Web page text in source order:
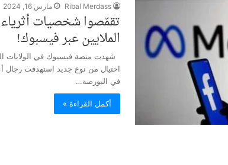
Ribal Merdass مارس 16, 2024
تقمّصوا شخصيات
الملايين عبر فيسبوك!
شهدت منصة فيسبوك في الولايات
احتيال من نوع جديد استهدفت رجال
في البورصة…
أكمل القراءة »